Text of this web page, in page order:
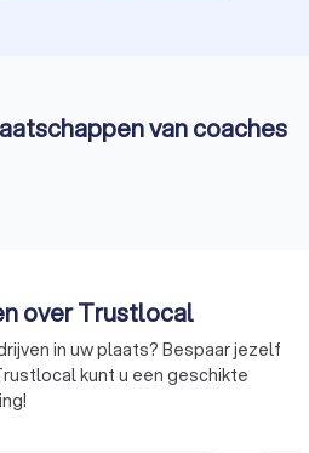
van coaches
over Trustlocal
in uw plaats? Bespaar jezelf
kunt u een geschikte